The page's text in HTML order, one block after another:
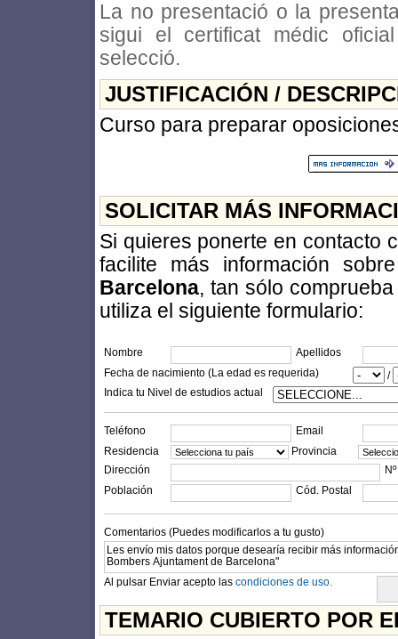
La no presentació o la
sigui el certificat médic
selecció.
JUSTIFICACIÓN /
Curso para preparar
SOLICITAR MÁS
Si quieres ponerte en contacto
facilite más información
Barcelona, tan sólo
utiliza el siguiente formulario:
Nombre
Apellidos
Fecha de nacimiento (La edad es requerida)
/
Indica tu Nivel de estudios actual
Teléfono
Email
Residencia
Provincia
Dirección
Nº
Población
Cód. Postal
Comentarios (Puedes modificarlos a tu gusto)
Al pulsar Enviar acepto las condiciones de uso.
TEMARIO CUBIERTO POR